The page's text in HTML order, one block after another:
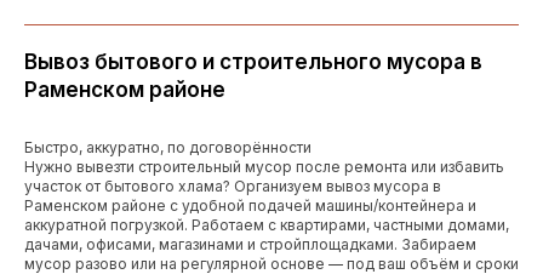
Вывоз бытового и строительного мусора в
Раменском районе
Быстро, аккуратно, по договорённости
Нужно вывезти строительный мусор после ремонта или избавить
участок от бытового хлама? Организуем вывоз мусора в
Раменском районе с удобной подачей машины/контейнера и
аккуратной погрузкой. Работаем с квартирами, частными домами,
дачами, офисами, магазинами и стройплощадками. Забираем
мусор разово или на регулярной основе — под ваш объём и сроки